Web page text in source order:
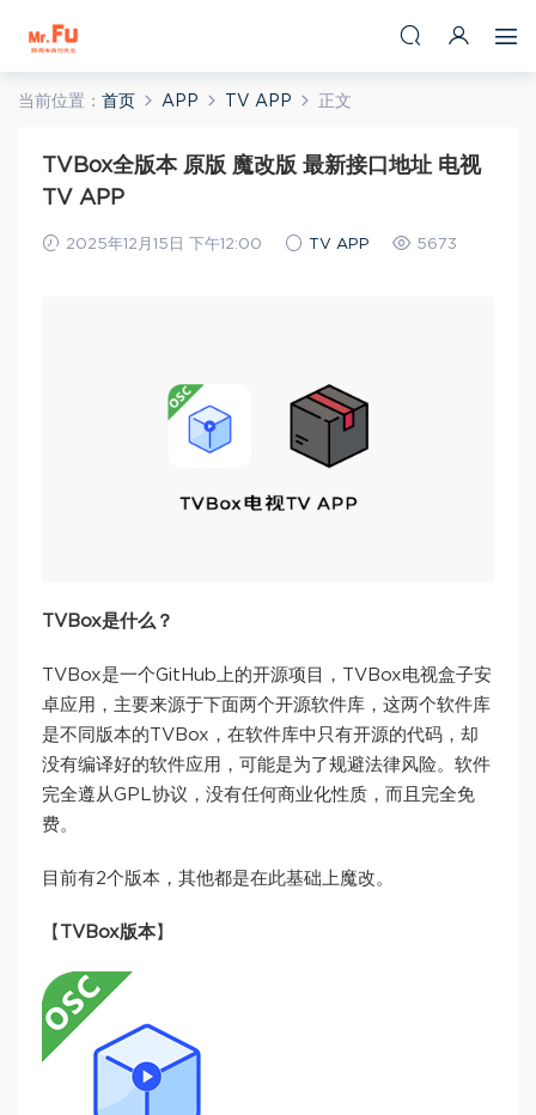
当前位置： 首页 APP TV APP 正文
TVBox全版本 原版 魔改版 最新接口地址 电视
TV APP
2025年12月15日 下午12:00 TV APP 5673
TVBox是什么？
TVBox是一个GitHub上的开源项目，TVBox电视盒子安
卓应用，主要来源于下面两个开源软件库，这两个软件库
是不同版本的TVBox，在软件库中只有开源的代码，却
没有编译好的软件应用，可能是为了规避法律风险。软件
完全遵从GPL协议，没有任何商业化性质，而且完全免
费。
目前有2个版本，其他都是在此基础上魔改。
【 TVBox版本】